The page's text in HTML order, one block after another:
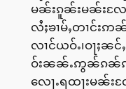
မၼ်းၵူၼ်းမၼ်းလႄႈ
လႆႈၶၢမ်ႇတၢင်း
လၢင်ယဝ်ႉ၊ဝႃႈၼ
ဝ်းၼၼ်ႉဢွၼ်ၵၼ်ဢ
လေႃႉရထႃးမၼ်း